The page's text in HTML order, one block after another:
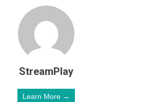
StreamPlay
Learn More →